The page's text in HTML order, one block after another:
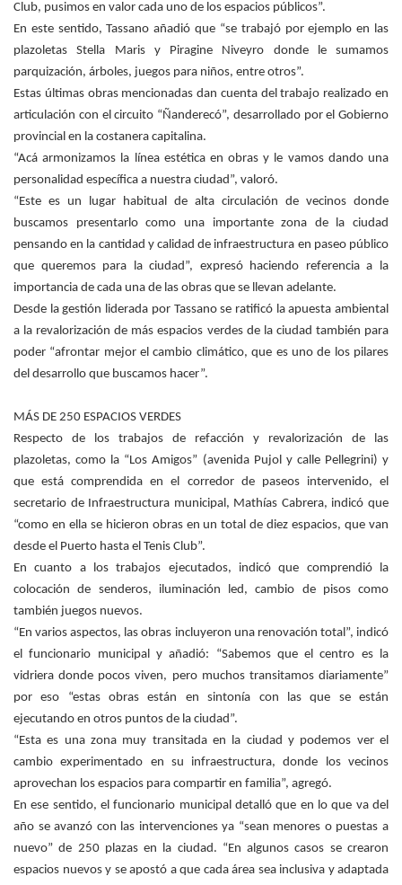
Club, pusimos en valor cada uno de los espacios públicos”.
En este sentido, Tassano añadió que “se trabajó por ejemplo en las
plazoletas Stella Maris y Piragine Niveyro donde le sumamos
parquización, árboles, juegos para niños, entre otros”.
Estas últimas obras mencionadas dan cuenta del trabajo realizado en
articulación con el circuito “Ñanderecó”, desarrollado por el Gobierno
provincial en la costanera capitalina.
“Acá armonizamos la línea estética en obras y le vamos dando una
personalidad específica a nuestra ciudad”, valoró.
“Este es un lugar habitual de alta circulación de vecinos donde
buscamos presentarlo como una importante zona de la ciudad
pensando en la cantidad y calidad de infraestructura en paseo público
que queremos para la ciudad”, expresó haciendo referencia a la
importancia de cada una de las obras que se llevan adelante.
Desde la gestión liderada por Tassano se ratificó la apuesta ambiental
a la revalorización de más espacios verdes de la ciudad también para
poder “afrontar mejor el cambio climático, que es uno de los pilares
del desarrollo que buscamos hacer”.
MÁS DE 250 ESPACIOS VERDES
Respecto de los trabajos de refacción y revalorización de las
plazoletas, como la “Los Amigos” (avenida Pujol y calle Pellegrini) y
que está comprendida en el corredor de paseos intervenido, el
secretario de Infraestructura municipal, Mathías Cabrera, indicó que
“como en ella se hicieron obras en un total de diez espacios, que van
desde el Puerto hasta el Tenis Club”.
En cuanto a los trabajos ejecutados, indicó que comprendió la
colocación de senderos, iluminación led, cambio de pisos como
también juegos nuevos.
“En varios aspectos, las obras incluyeron una renovación total”, indicó
el funcionario municipal y añadió: “Sabemos que el centro es la
vidriera donde pocos viven, pero muchos transitamos diariamente”
por eso “estas obras están en sintonía con las que se están
ejecutando en otros puntos de la ciudad”.
“Esta es una zona muy transitada en la ciudad y podemos ver el
cambio experimentado en su infraestructura, donde los vecinos
aprovechan los espacios para compartir en familia”, agregó.
En ese sentido, el funcionario municipal detalló que en lo que va del
año se avanzó con las intervenciones ya “sean menores o puestas a
nuevo” de 250 plazas en la ciudad. “En algunos casos se crearon
espacios nuevos y se apostó a que cada área sea inclusiva y adaptada